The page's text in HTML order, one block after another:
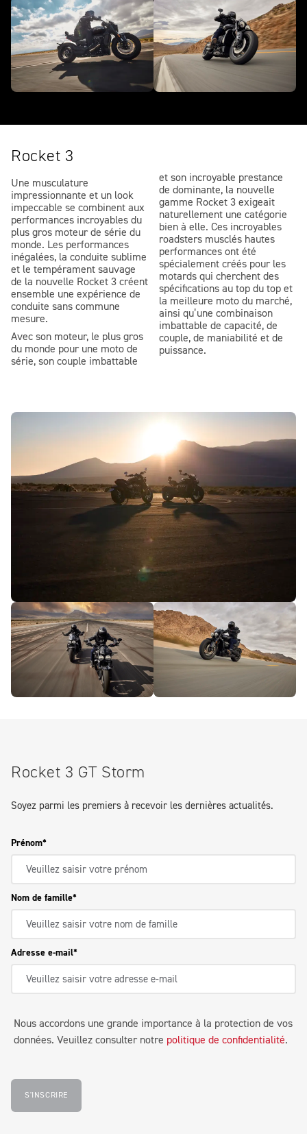
Rocket 3
Une musculature
impressionnante et un look
impeccable se combinent aux
performances incroyables du
plus gros moteur de série du
monde. Les performances
inégalées, la conduite sublime
et le tempérament sauvage
de la nouvelle Rocket 3 créent
ensemble une expérience de
conduite sans commune
mesure.
Avec son moteur, le plus gros
du monde pour une moto de
série, son couple imbattable
et son incroyable prestance
de dominante, la nouvelle
gamme Rocket 3 exigeait
naturellement une catégorie
bien à elle. Ces incroyables
roadsters musclés hautes
performances ont été
spécialement créés pour les
motards qui cherchent des
spécifications au top du top et
la meilleure moto du marché,
ainsi qu’une combinaison
imbattable de capacité, de
couple, de maniabilité et de
puissance.
Rocket 3 GT Storm
Soyez parmi les premiers à recevoir les dernières actualités.
Prénom
Nom de famille
Adresse e-mail
Nous accordons une grande importance à la protection de vos
données. Veuillez consulter notre politique de confidentialité.
S'INSCRIRE